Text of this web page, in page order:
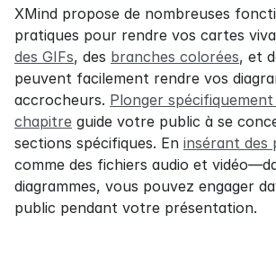
XMind propose de nombreuses
pratiques pour rendre vos cartes
des GIFs, des branches colorées, et
peuvent facilement rendre vos
accrocheurs. Plonger
chapitre guide votre public à se
sections spécifiques. En insérant des
comme des fichiers audio et
diagrammes, vous pouvez engager
public pendant votre présentation.